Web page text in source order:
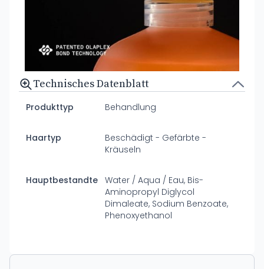
Technisches Datenblatt
Produkttyp Behandlung
Haartyp
Beschädigt - Gefärbte -
Kräuseln
HauptbestandteileWater / Aqua / Eau, Bis-
Aminopropyl Diglycol
Dimaleate, Sodium Benzoate,
Phenoxyethanol